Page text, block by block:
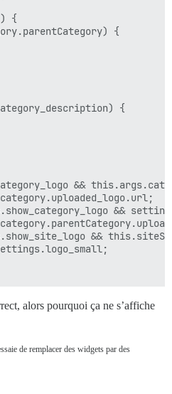
{
{
{
&&
&&
&&
{
&&
alors pourquoi ça ne s’affiche
de remplacer des widgets par des